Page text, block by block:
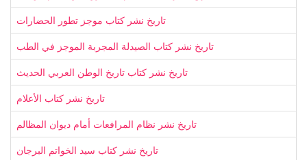
تاريخ نشر كتاب موجز تطور الحضارات
تاريخ نشر كتاب الصيدلة المجربة الموجز في الطب
تاريخ نشر كتاب تاريخ الوطن العربي الحديث
تاريخ نشر كتاب الأعلام
تاريخ نشر نظام المرافعات أمام ديوان المظالم
تاريخ نشر كتاب سيد الخواتم البرجان